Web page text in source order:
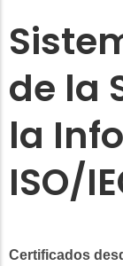
de la
la
ISO/
Certificados